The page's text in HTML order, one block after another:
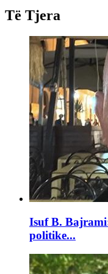
Të Tjera
Isuf B.
politike...